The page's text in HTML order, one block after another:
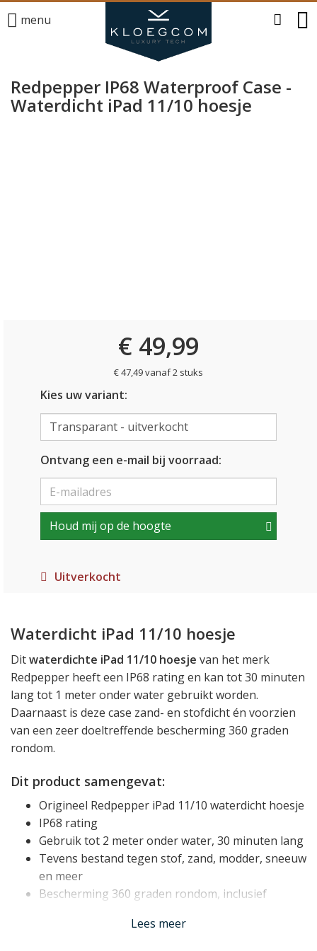
menu
Redpepper IP68 Waterproof Case -
Waterdicht iPad 11/10 hoesje
€ 49,99
€ 47,49 vanaf 2 stuks
Kies uw variant:
Ontvang een e-mail bij voorraad:
Houd mij op de hoogte
Uitverkocht
Waterdicht iPad 11/10 hoesje
Ditwaterdichte iPad 11/10 hoesje van het merk
Redpepper heeft een IP68 rating en kan tot 30 minuten
lang tot 1 meter onder water gebruikt worden.
Daarnaast is deze case zand- en stofdicht én voorzien
van een zeer doeltreffende bescherming 360 graden
rondom.
Dit product samengevat:
Origineel Redpepper iPad 11/10 waterdicht hoesje
IP68 rating
Gebruik tot 2 meter onder water, 30 minuten lang
Tevens bestand tegen stof, zand, modder, sneeuw
en meer
Bescherming 360 graden rondom, inclusief
Meerlaags design voor doeltreffende
Lees meer